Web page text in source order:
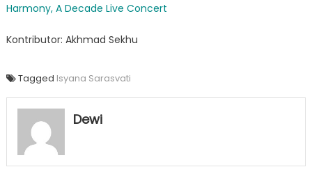
Harmony, A Decade Live Concert
Kontributor: Akhmad Sekhu
Tagged Isyana Sarasvati
Dewi